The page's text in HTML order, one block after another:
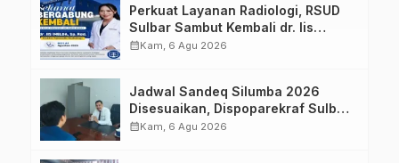
Perkuat Layanan Radiologi, RSUD
Sulbar Sambut Kembali dr. Iis
Imelda, Sp.Rad
calendar_monthKam, 6 Agu 2026
Jadwal Sandeq Silumba 2026
Disesuaikan, Dispoparekraf Sulbar
Pastikan Persiapan Tetap
calendar_monthKam, 6 Agu 2026